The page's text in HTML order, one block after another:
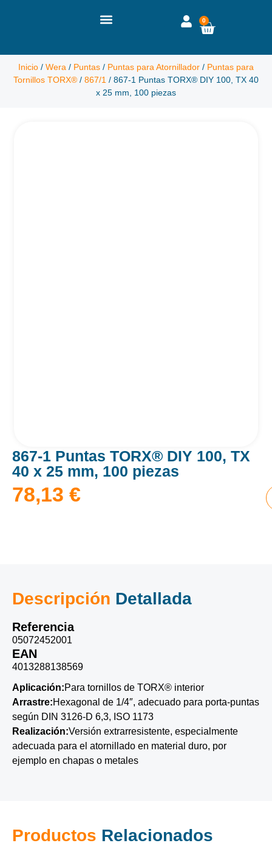
0
Inicio / Wera / Puntas / Puntas para Atornillador / Puntas para
Tornillos TORX® / 867/1 / 867-1 Puntas TORX® DIY 100, TX 40
x 25 mm, 100 piezas
867-1 Puntas TORX® DIY 100, TX
40 x 25 mm, 100 piezas
78,13 €
Descripción Detallada
Referencia
05072452001
EAN
4013288138569
Aplicación:Para tornillos de TORX® interior
Arrastre:Hexagonal de 1/4″, adecuado para porta-puntas
según DIN 3126-D 6,3, ISO 1173
Realización:Versión extrarresistente, especialmente
adecuada para el atornillado en material duro, por
ejemplo en chapas o metales
Productos Relacionados